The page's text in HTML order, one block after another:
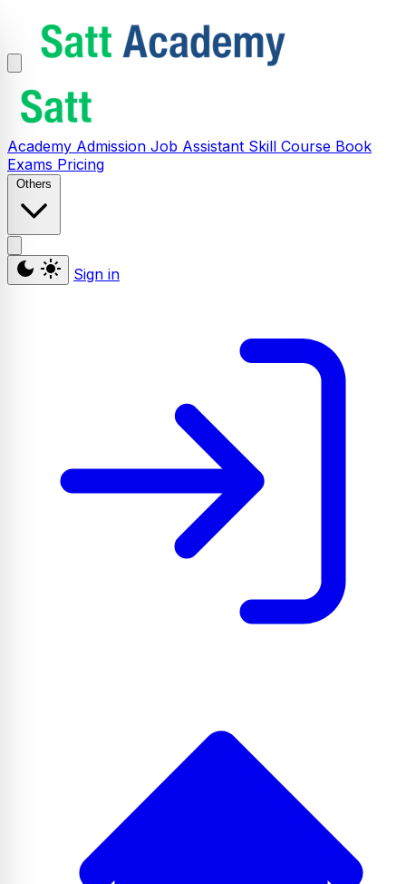
Academy Admission Job Assistant Skill Course Book
Exams Pricing
Others
Sign in